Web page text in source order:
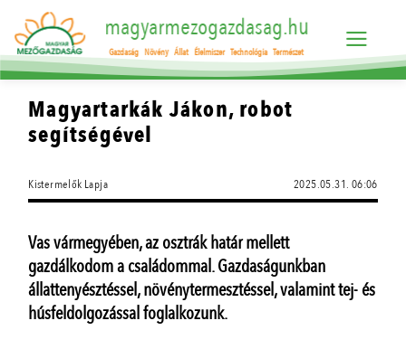
magyarmezogazdasag.hu
Gazdaság Növény Állat Élelmiszer Technológia Természet
Magyartarkák Jákon, robot
segítségével
Kistermelők Lapja 2025.05.31. 06:06
Vas vármegyében, az osztrák határ mellett
gazdálkodom a családommal. Gazdaságunkban
állattenyésztéssel, növénytermesztéssel, valamint tej- és
húsfeldolgozással foglalkozunk.